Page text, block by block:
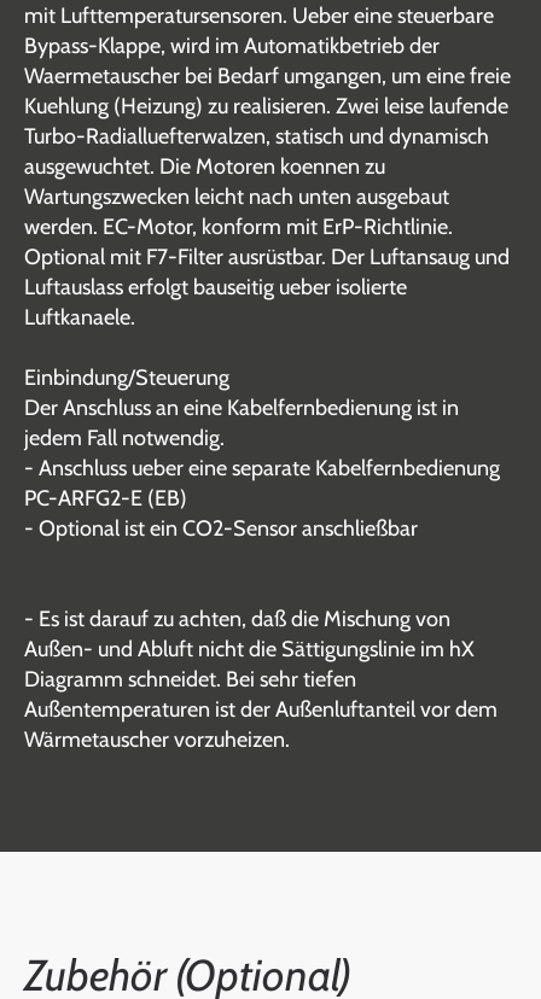
mit Lufttemperatursensoren. Ueber eine steuerbare
Bypass-Klappe, wird im Automatikbetrieb der
Waermetauscher bei Bedarf umgangen, um eine freie
Kuehlung (Heizung) zu realisieren. Zwei leise laufende
Turbo-Radialluefterwalzen, statisch und dynamisch
ausgewuchtet. Die Motoren koennen zu
Wartungszwecken leicht nach unten ausgebaut
werden. EC-Motor, konform mit ErP-Richtlinie.
Optional mit F7-Filter ausrüstbar. Der Luftansaug und
Luftauslass erfolgt bauseitig ueber isolierte
Luftkanaele.
Einbindung/Steuerung
Der Anschluss an eine Kabelfernbedienung ist in
jedem Fall notwendig.
- Anschluss ueber eine separate Kabelfernbedienung
PC-ARFG2-E (EB)
- Optional ist ein CO2-Sensor anschließbar
- Es ist darauf zu achten, daß die Mischung von
Außen- und Abluft nicht die Sättigungslinie im hX
Diagramm schneidet. Bei sehr tiefen
Außentemperaturen ist der Außenluftanteil vor dem
Wärmetauscher vorzuheizen.
Zubehör (Optional)